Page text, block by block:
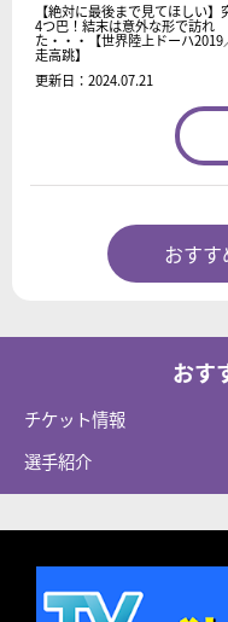
【絶対に最後まで見てほしい】
4つ巴！結末は意外な形で訪れ
た・・・【世界陸上ドーハ2019
走高跳】
更新日：2024.07.21
おす
おす
チケット情報
選手紹介